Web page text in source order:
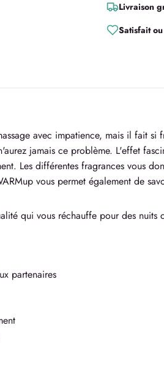
Livraison
Satisfait
avec impatience, mais il fait si
jamais ce problème. L'effet
Les différentes fragrances vous
vous permet également de
qui vous réchauffe pour des nuits
partenaires